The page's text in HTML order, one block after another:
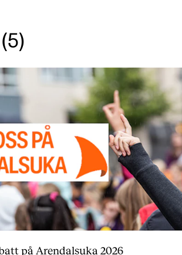
og arrangementer
og markedsføring
og arrangementer
på Arendalsuka 2026